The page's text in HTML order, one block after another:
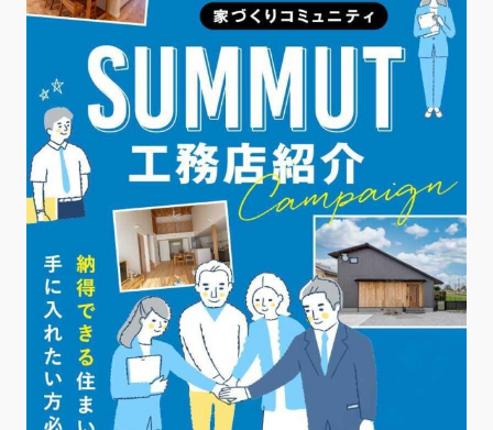
詳細を見る
【定期開催】一問一答ライブ配
信
毎月隔週火曜日